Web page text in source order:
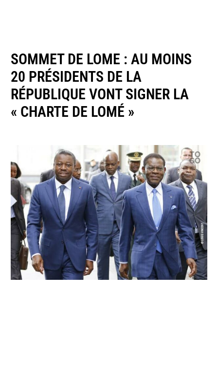
SOMMET DE LOME : AU MOINS
20 PRÉSIDENTS DE LA
RÉPUBLIQUE VONT SIGNER LA
« CHARTE DE LOMÉ »